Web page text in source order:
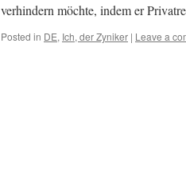
verhindern möchte, indem er
Posted in DE, Ich, der Zyniker | Leave a